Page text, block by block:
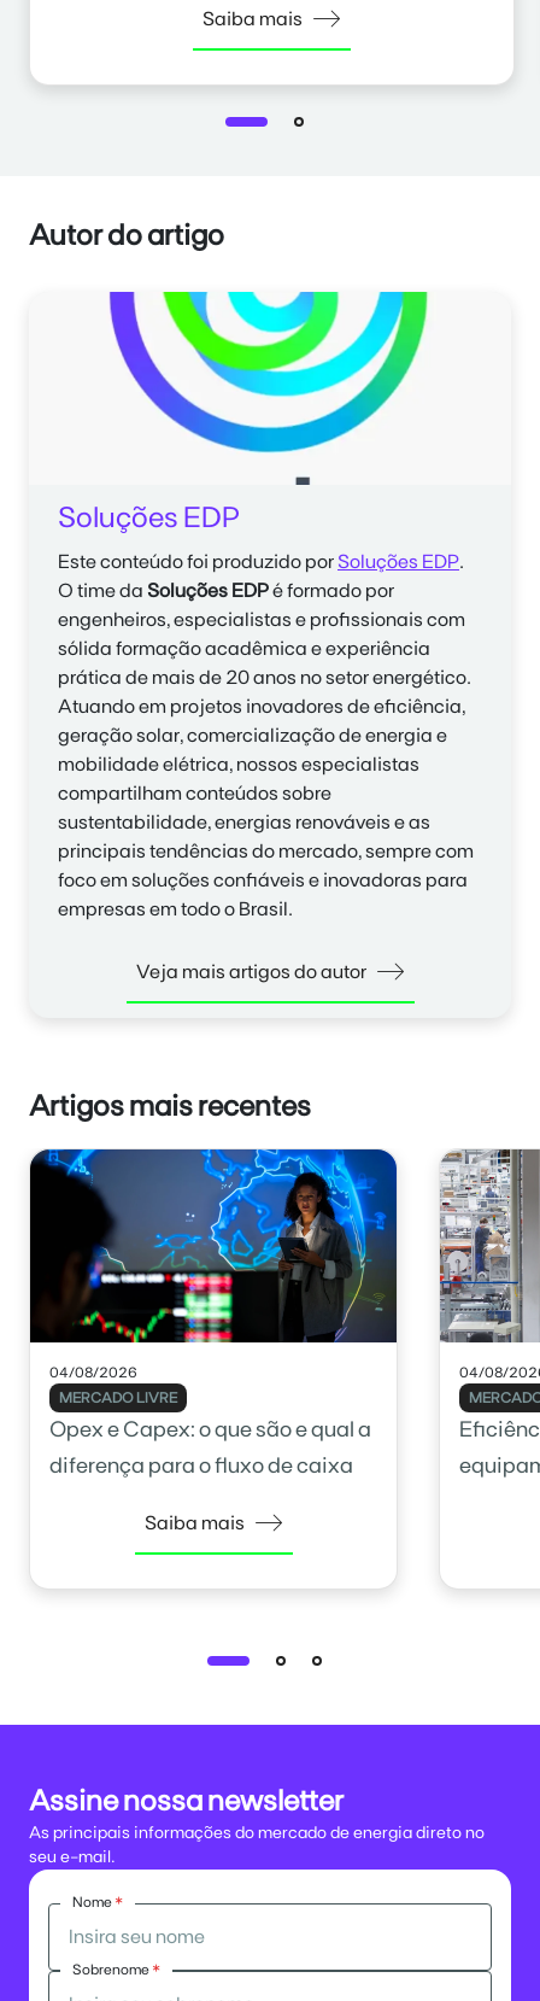
Saiba mais
Autor do artigo
Soluções EDP
Este conteúdo foi produzido por Soluções EDP.
O time da Soluções EDPé formado por
engenheiros, especialistas e profissionais com
sólida formação acadêmica e experiência
prática de mais de 20 anos no setor energético.
Atuando em projetos inovadores de eficiência,
geração solar, comercialização de energia e
mobilidade elétrica, nossos especialistas
compartilham conteúdos sobre
sustentabilidade, energias renováveis e as
principais tendências do mercado, sempre com
foco em soluções confiáveis e inovadoras para
empresas em todo o Brasil.
Veja mais artigos do autor
Artigos mais recentes
04/08/2026
MERCADO LIVRE
Opex e Capex: o que são e qual a
diferença para o fluxo de caixa
Saiba mais
04/08/
Assine nossa newsletter
As principais informações do mercado de energia direto no
seu e-mail.
Nome *
Sobrenome *